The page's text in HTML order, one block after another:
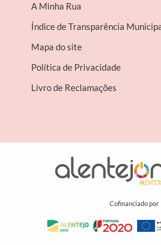
A Minha Rua
Índice de Transparência
Mapa do site
Política de Privacidade
Livro de Reclamações
Cofinanciado por